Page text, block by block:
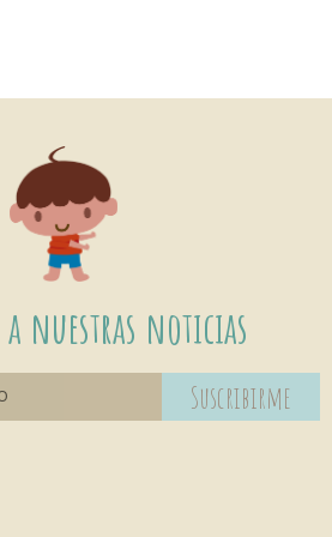
a nuestras noticias
Suscribirme